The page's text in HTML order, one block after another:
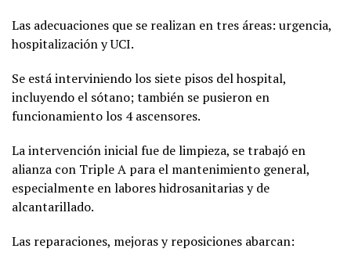
Las adecuaciones que se realizan en tres áreas: urgencia,
hospitalización y UCI.
Se está interviniendo los siete pisos del hospital,
incluyendo el sótano; también se pusieron en
funcionamiento los 4 ascensores.
La intervención inicial fue de limpieza, se trabajó en
alianza con Triple A para el mantenimiento general,
especialmente en labores hidrosanitarias y de
alcantarillado.
Las reparaciones, mejoras y reposiciones abarcan: